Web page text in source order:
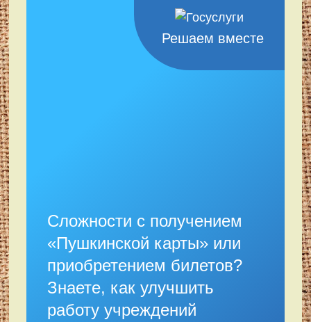
Решаем вместе
Сложности с получением
«Пушкинской карты» или
приобретением билетов?
Знаете, как улучшить
работу учреждений